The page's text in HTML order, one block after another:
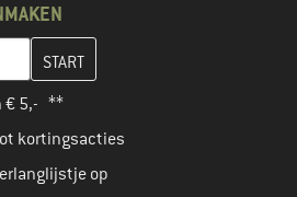
en maak in de volgende stap je
€ 5,- **
kortingsacties
op